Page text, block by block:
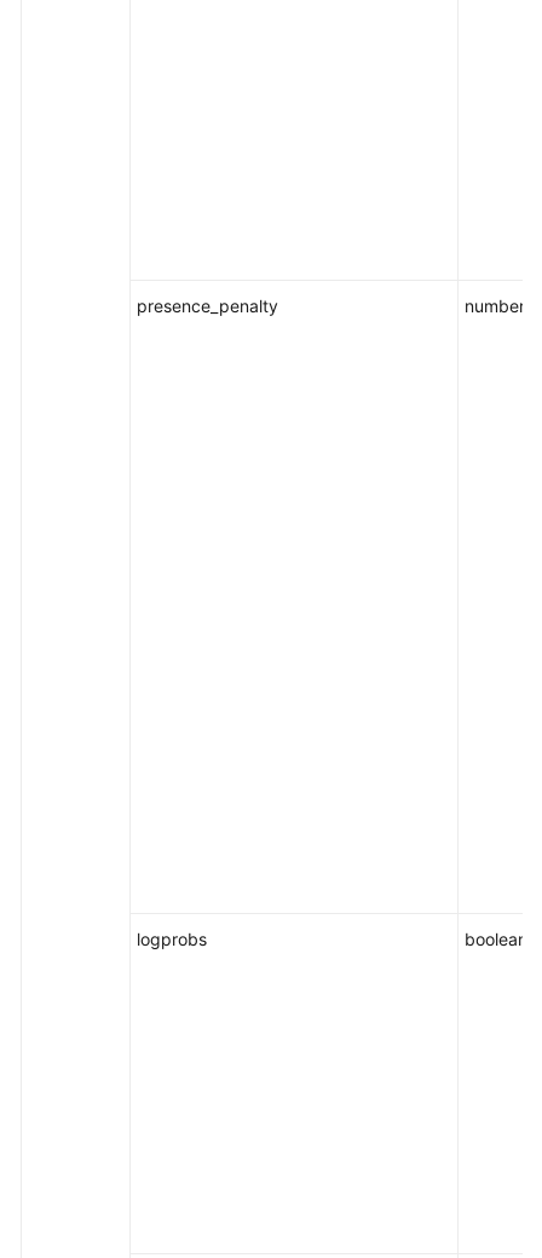
presence_penalty number/
logprobs boolean/